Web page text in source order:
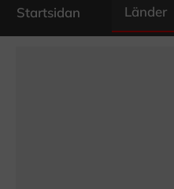
Startsidan Länder